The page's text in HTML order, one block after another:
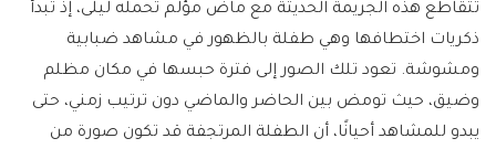
تتقاطع هذه الجريمة الحديثة مع ماض مؤلم تحمله ليلى، إذ تبدأ
ذكريات اختطافها وهي طفلة بالظهور في مشاهد ضبابية
ومشوشة. تعود تلك الصور إلى فترة حبسها في مكان مظلم
وضيق، حيث تومض بين الحاضر والماضي دون ترتيب زمني، حتى
يبدو للمشاهد أحيانًا، أن الطفلة المرتجفة قد تكون صورة من